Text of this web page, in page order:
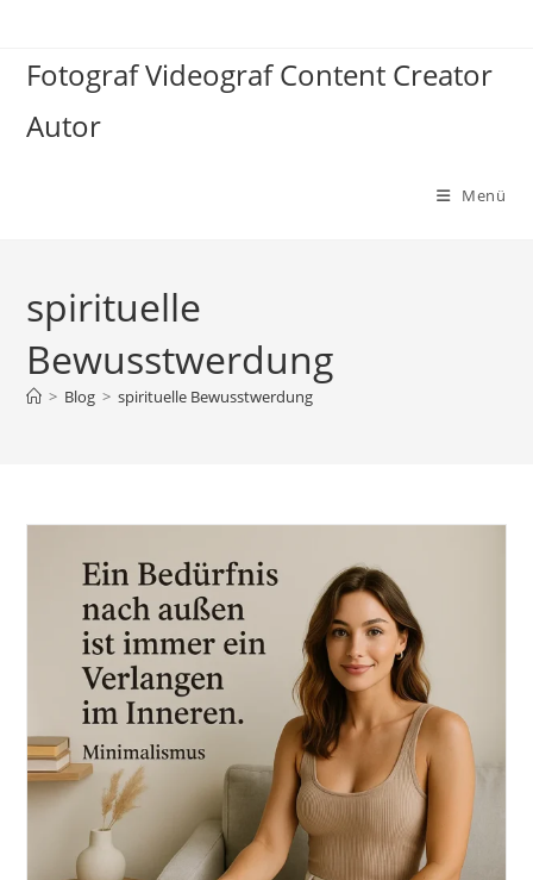
springen
Fotograf Videograf Content Creator
Autor
Menü
spirituelle
Bewusstwerdung
> Blog > spirituelle Bewusstwerdung